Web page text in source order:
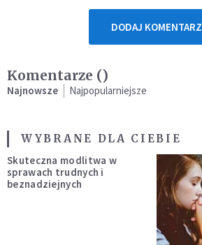
DODAJ KOMENTARZ
Komentarze ()
Najnowsze Najpopularniejsze
WYBRANE DLA CIEBIE
Skuteczna modlitwa w
sprawach trudnych i
beznadziejnych